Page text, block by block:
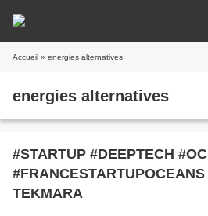
Accueil » energies alternatives
energies alternatives
#STARTUP #DEEPTECH
TEKMARA